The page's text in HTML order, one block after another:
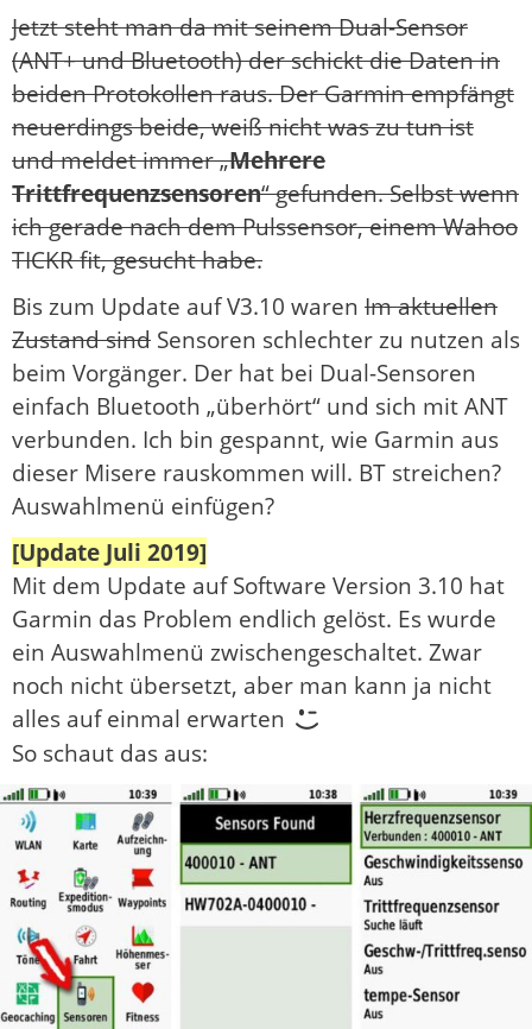
Jetzt steht man da mit seinem Dual-Sensor
(ANT+ und Bluetooth) der schickt die Daten in
beiden Protokollen raus. Der Garmin empfängt
neuerdings beide, weiß nicht was zu tun ist
und meldet immer „Mehrere
Trittfrequenzsensoren“ gefunden. Selbst wenn
ich gerade nach dem Pulssensor, einem Wahoo
TICKR fit, gesucht habe.
Bis zum Update auf V3.10 waren Im aktuellen
Zustand sind Sensoren schlechter zu nutzen als
beim Vorgänger. Der hat bei Dual-Sensoren
einfach Bluetooth „überhört“ und sich mit ANT
verbunden. Ich bin gespannt, wie Garmin aus
dieser Misere rauskommen will. BT streichen?
Auswahlmenü einfügen?
[Update Juli 2019]
Mit dem Update auf Software Version 3.10 hat
Garmin das Problem endlich gelöst. Es wurde
ein Auswahlmenü zwischengeschaltet. Zwar
noch nicht übersetzt, aber man kann ja nicht
alles auf einmal erwarten
So schaut das aus: